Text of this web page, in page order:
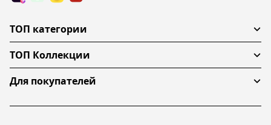
ТОП категории
ТОП Коллекции
Для покупателей